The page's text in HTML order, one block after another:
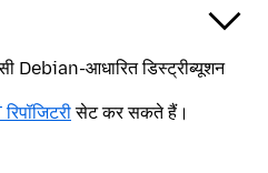
Debian-आधारित डिस्ट्रीब्यूशन
सेट कर सकते हैं।